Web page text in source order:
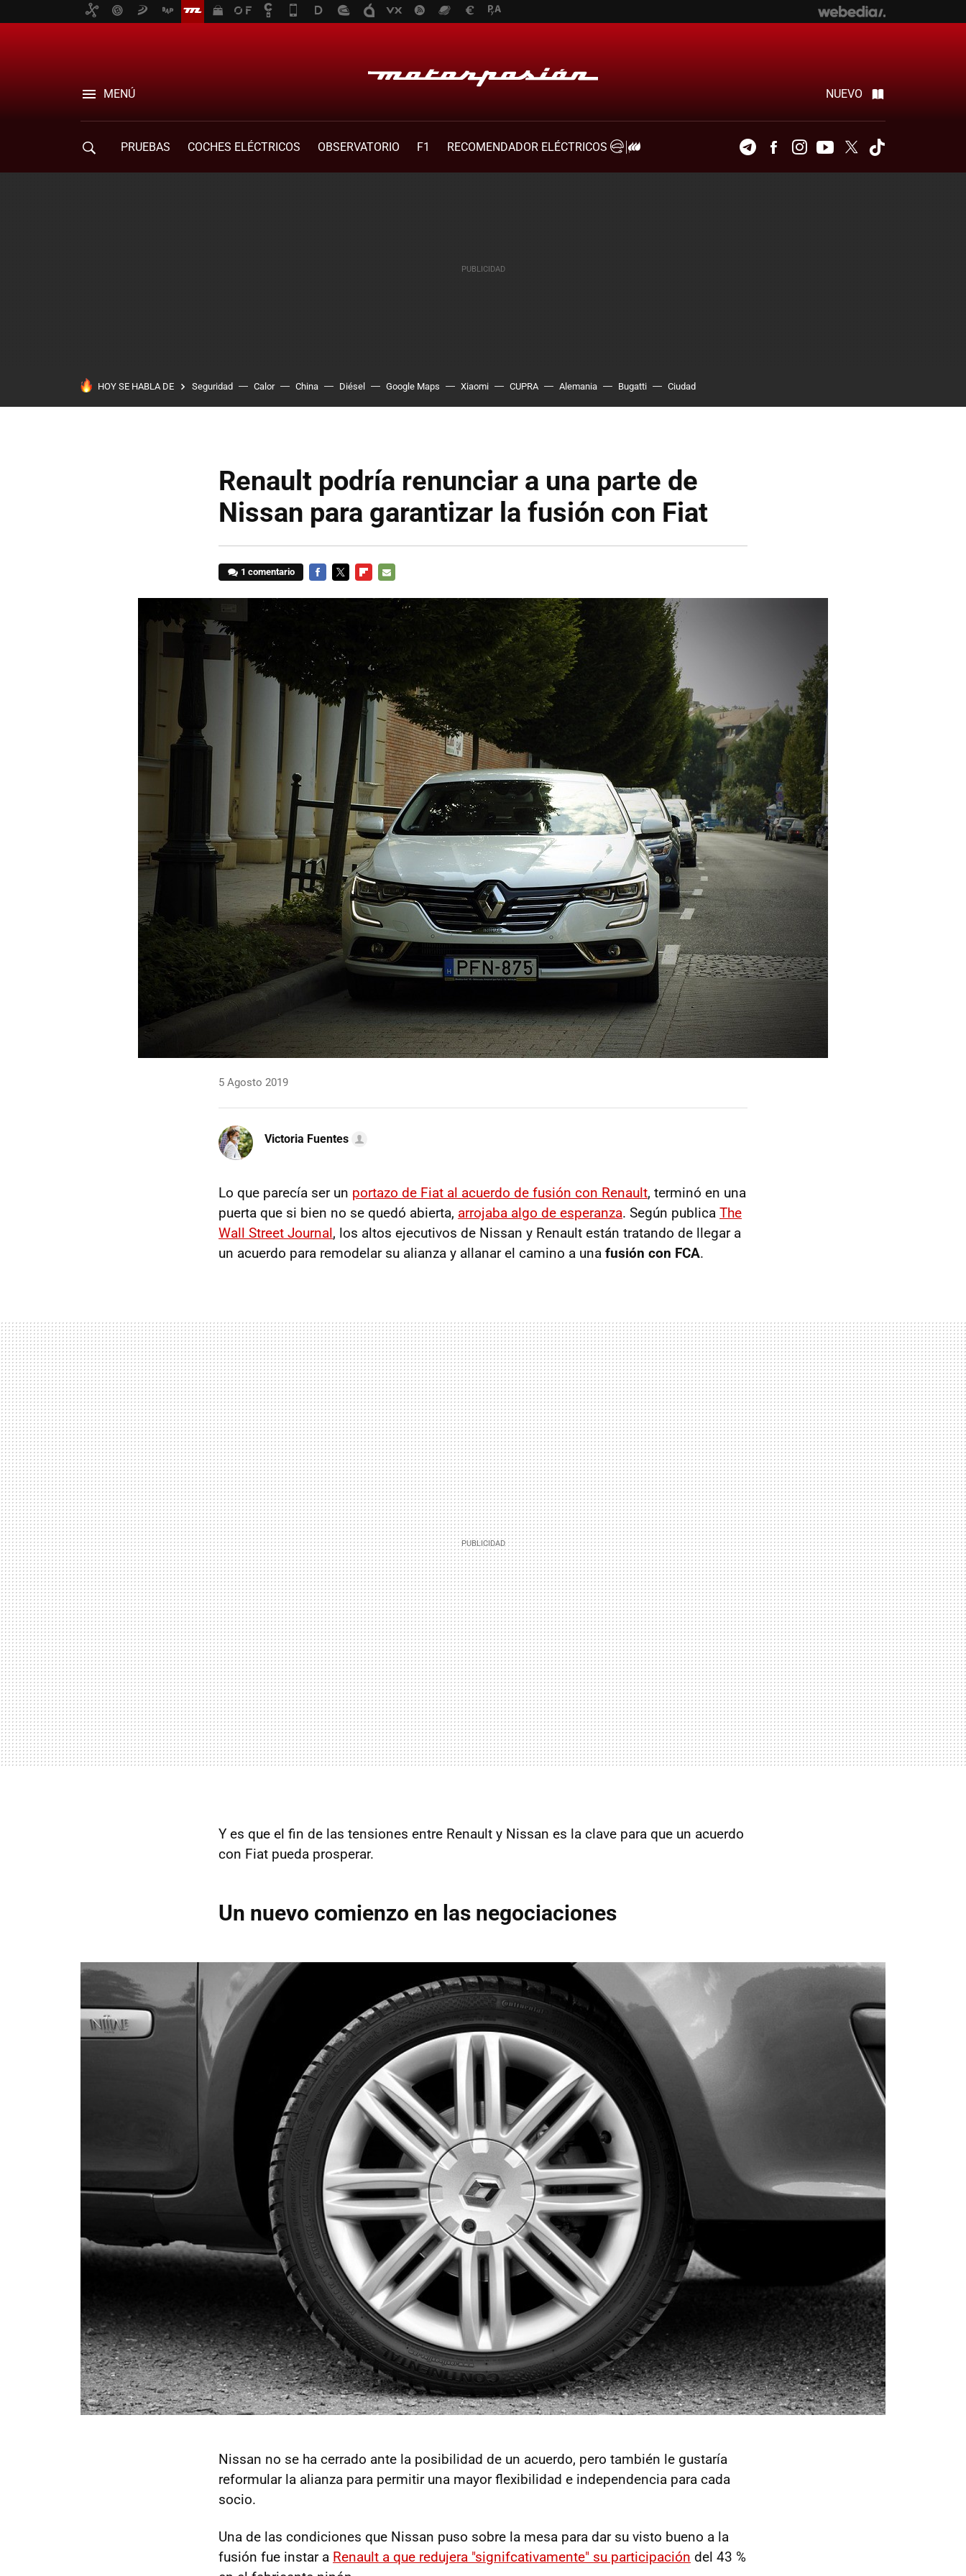
MENÚ NUEVO
PRUEBAS COCHES ELÉCTRICOS OBSERVATORIO F1
RECOMENDADOR ELÉCTRICOS
TelegramFacebookInstagramYoutubeTwitter
HOY SE HABLA DE Seguridad Calor China Diésel Google Maps Xiaomi CUPRA Alemania Bugatti Ciudad
Renault podría renunciar a una parte de
Nissan para garantizar la fusión con Fiat
1 comentario
5 Agosto 2019
Victoria Fuentes
Lo que parecía ser un portazo de Fiat al acuerdo de fusión con Renault, terminó en una
puerta que si bien no se quedó abierta, arrojaba algo de esperanza. Según publica The
Wall Street Journal, los altos ejecutivos de Nissan y Renault están tratando de llegar a
un acuerdo para remodelar su alianza y allanar el camino a una fusión con FCA.
Y es que el fin de las tensiones entre Renault y Nissan es la clave para que un acuerdo
con Fiat pueda prosperar.
Un nuevo comienzo en las negociaciones
Nissan no se ha cerrado ante la posibilidad de un acuerdo, pero también le gustaría
reformular la alianza para permitir una mayor flexibilidad e independencia para cada
socio.
Una de las condiciones que Nissan puso sobre la mesa para dar su visto bueno a la
fusión fue instar a Renault a que redujera "signifcativamente" su participación del 43 %